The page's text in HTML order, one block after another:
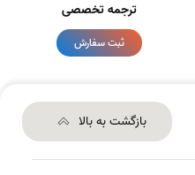
ترجمه تخصصی
ثبت سفارش
بازگشت به بالا